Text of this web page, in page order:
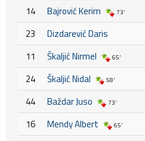
14 Bajrović Kerim 73'
23
Dizdarević Daris
11
Škaljić Nirmel 65'
24 Škaljić Nidal 58'
44 Baždar Juso 73'
16 Mendy Albert 65'